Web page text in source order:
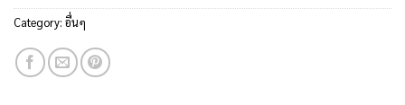
Category: อื่นๆ